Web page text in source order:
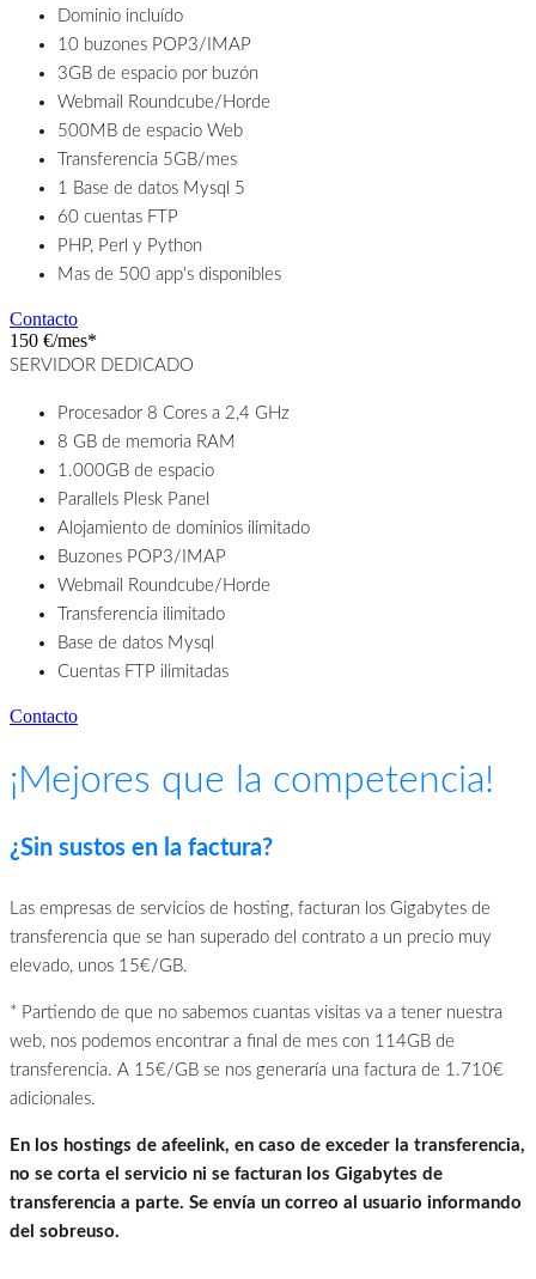
Dominio incluído
10 buzones POP3/IMAP
3GB de espacio por buzón
Webmail Roundcube/Horde
500MB de espacio Web
Transferencia 5GB/mes
1 Base de datos Mysql 5
60 cuentas FTP
PHP, Perl y Python
Mas de 500 app's disponibles
Contacto
150 €/mes*
SERVIDOR DEDICADO
Procesador 8 Cores a 2,4 GHz
8 GB de memoria RAM
1.000GB de espacio
Parallels Plesk Panel
Alojamiento de dominios ilimitado
Buzones POP3/IMAP
Webmail Roundcube/Horde
Transferencia ilimitado
Base de datos Mysql
Cuentas FTP ilimitadas
Contacto
¡Mejores que la competencia!
¿Sin sustos en la factura?
Las empresas de servicios de hosting, facturan los Gigabytes de
transferencia que se han superado del contrato a un precio muy
elevado, unos 15€/GB.
* Partiendo de que no sabemos cuantas visitas va a tener nuestra
web, nos podemos encontrar a final de mes con 114GB de
transferencia. A 15€/GB se nos generaría una factura de 1.710€
adicionales.
En los hostings de afeelink, en caso de exceder la transferencia,
no se corta el servicio ni se facturan los Gigabytes de
transferencia a parte. Se envía un correo al usuario informando
del sobreuso.